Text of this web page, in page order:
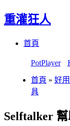
重灌狂人
首頁
PotPlayer
首頁 » 好
具
Selftalker